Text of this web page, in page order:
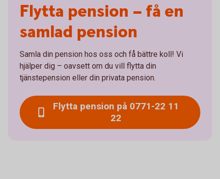
Flytta pension – få en
samlad pension
Samla din pension hos oss och få bättre koll! Vi
hjälper dig – oavsett om du vill flytta din
tjänstepension eller din privata pension.
Flytta pension på 0771-22 11
22